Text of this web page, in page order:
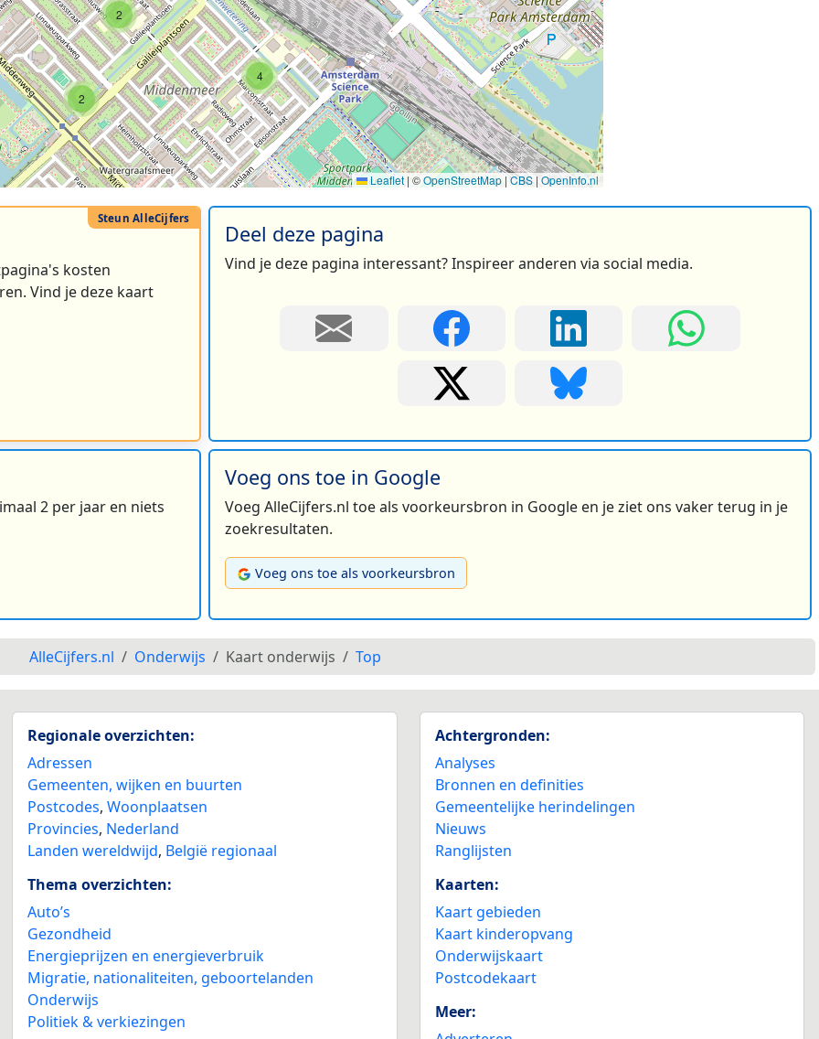
2
2
4
2
Leaflet | ©OpenStreetMap |CBS | OpenInfo.nl
kosten
Vind je deze kaart
Deel deze pagina
Vind je deze pagina interessant? Inspireer anderen via social media.
2 per jaar en niets
Voeg ons toe in Google
Voeg AlleCijfers.nl toe als voorkeursbron in Google en je ziet ons vaker terug in je
zoekresultaten.
Voeg ons toe als voorkeursbron
AlleCijfers.nl Onderwijs Kaart onderwijs Top
Regionale overzichten:
Adressen
Gemeenten, wijken en buurten
Postcodes,Woonplaatsen
Provincies, Nederland
Landen wereldwijd, België regionaal
Thema overzichten:
Auto’s
Gezondheid
Energieprijzen en energieverbruik
Migratie, nationaliteiten, geboortelanden
Onderwijs
Politiek & verkiezingen
Achtergronden:
Analyses
Bronnen en definities
Gemeentelijke herindelingen
Nieuws
Ranglijsten
Kaarten:
Kaart gebieden
Kaart kinderopvang
Onderwijskaart
Postcodekaart
Meer: